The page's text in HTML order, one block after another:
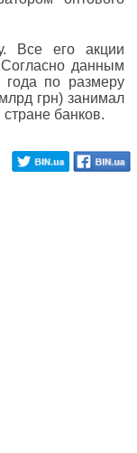
Все его акции
Согласно данным
по размеру
грн) занимал
банков.